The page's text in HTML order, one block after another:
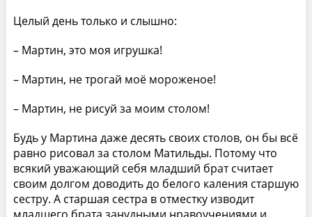
Целый день только и слышно:
– Мартин, это моя игрушка!
– Мартин, не трогай моё мороженое!
– Мартин, не рисуй за моим столом!
Будь у Мартина даже десять своих столов, он бы всё
равно рисовал за столом Матильды. Потому что
всякий уважающий себя младший брат считает
своим долгом доводить до белого каления старшую
сестру. А старшая сестра в отместку изводит
младшего брата занудными нравоучениями и